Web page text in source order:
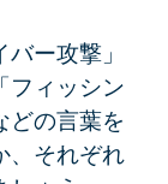
ー攻撃」
フィッシン
どの言葉を
、それぞれ